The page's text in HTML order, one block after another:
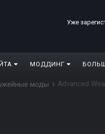
Уже
МОДДИНГ
моды Advanced